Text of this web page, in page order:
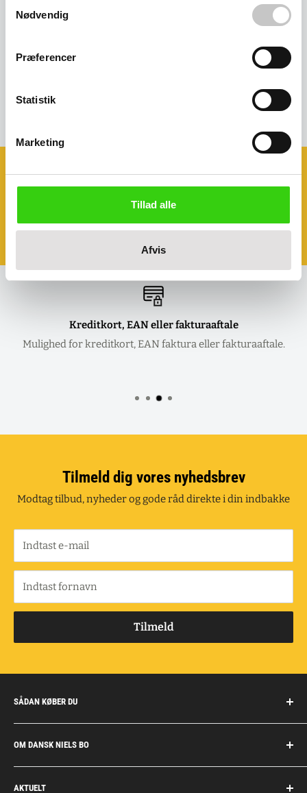
Nødvendig
Præferencer
Statistik
Marketing
Tillad alle
Afvis
vores produkter?
Kreditkort, EAN eller fakturaaftale
Mulighed for kreditkort, EAN faktura eller fakturaaftale.
Tilmeld dig vores nyhedsbrev
Modtag tilbud, nyheder og gode råd direkte i din indbakke
Indtast e-mail
Indtast fornavn
Tilmeld
SÅDAN KØBER DU
Handelsbetingelser
Fragt og retur
Privatkunder/erhverv
OM DANSK NIELS BO
Om Dansk Niels Bo
AKTUELT